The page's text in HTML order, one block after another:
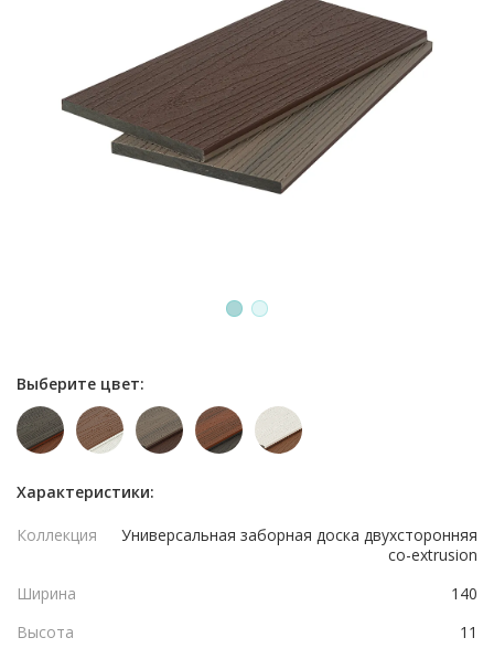
1 2
Выберите цвет:
Характеристики:
Коллекция
Универсальная заборная доска двухсторонняя
co-extrusion
Ширина
140
Высота
11